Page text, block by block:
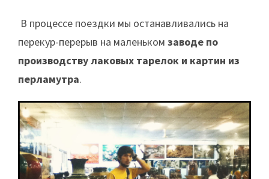
В процессе поездки мы останавливались на
перекур-перерыв на маленьком заводе по
производству лаковых тарелок и картин из
перламутра.